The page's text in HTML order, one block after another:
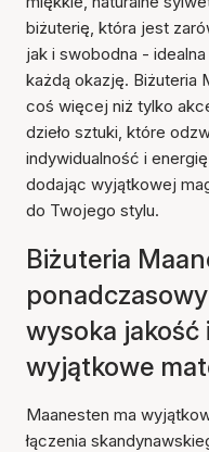
biżuterię, która jest
jak i swobodna -
każdą okazję. Biżuteria
coś więcej niż tylko
dzieło sztuki, które
indywidualność i
dodając wyjątkowej
do Twojego stylu.
Biżuteria
wysoka jakość i
wyjątkowe
Maanesten ma
łączenia